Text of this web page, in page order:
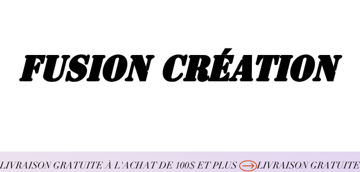
Fusion Création
LIVRAISON GRATUITE À L'ACHAT DE 100$ ET PLUS